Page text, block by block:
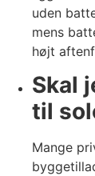
uden
mens
højt
Skal
til
Mange